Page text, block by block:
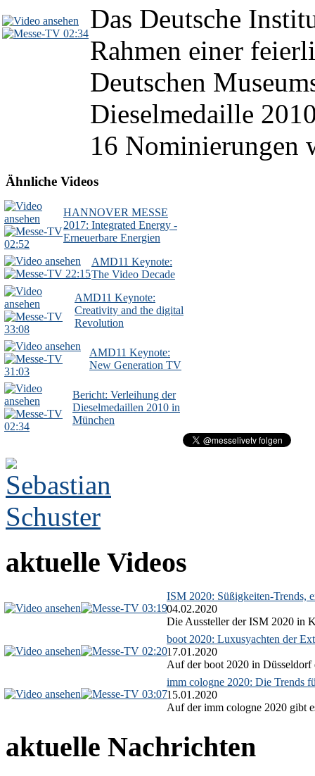
02:34Das Deutsche
Rahmen einer
Deutschen
Dieselmedaille
16 Nominierungen
Ähnliche Videos
02:52
HANNOVER MESSE
2017: Integrated Energy -
Erneuerbare Energien
22:15
AMD11 Keynote:
The Video Decade
33:08
AMD11 Keynote:
Creativity and the digital
Revolution
31:03
AMD11 Keynote:
New Generation TV
02:34
Bericht: Verleihung der
Dieselmedaillen 2010 in
München
aktuelle Videos
03:19
ISM 2020: Süßigkeiten-Trends,
04.02.2020
Die Aussteller der ISM 2020 in
02:20
boot 2020: Luxusyachten der
17.01.2020
Auf der boot 2020 in Düsseldorf
03:07
imm cologne 2020: Die Trends
15.01.2020
Auf der imm cologne 2020 gibt
aktuelle Nachrichten